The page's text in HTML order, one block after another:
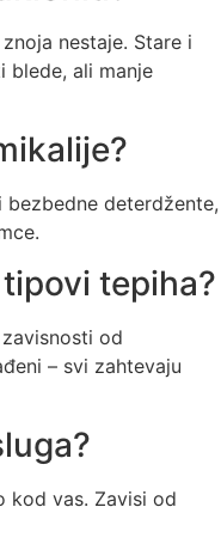
nestaje. Stare i
blede, ali manje
deterdžente,
tepiha?
od
– svi zahtevaju
kod vas. Zavisi od